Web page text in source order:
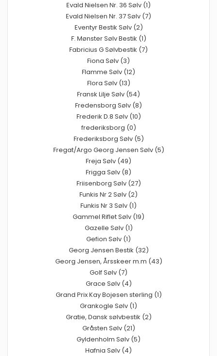
Evald Nielsen Nr. 36 Sølv (1)
Evald Nielsen Nr. 37 Sølv (7)
Eventyr Bestik Sølv (2)
F. Mønster Sølv Bestik (1)
Fabricius G Sølvbestik (7)
Fiona Sølv (3)
Flamme Sølv (12)
Flora Sølv (13)
Fransk Lilje Sølv (54)
Fredensborg Sølv (8)
Frederik D.8 Sølv (10)
frederiksborg (0)
Frederiksborg Sølv (5)
Fregat/Argo Georg Jensen Sølv (5)
Freja Sølv (49)
Frigga Sølv (8)
Friisenborg Sølv (27)
Funkis Nr 2 Sølv (2)
Funkis Nr 3 Sølv (1)
Gammel Riflet Sølv (19)
Gazelle Sølv (1)
Gefion Sølv (1)
Georg Jensen Bestik (32)
Georg Jensen, Årsskeer m.m (43)
Golf Sølv (7)
Grace Sølv (4)
Grand Prix Kay Bojesen sterling (1)
Grankogle Sølv (1)
Gratie, Dansk sølvbestik (2)
Gråsten Sølv (21)
Gyldenholm Sølv (5)
Hafnia Sølv (4)